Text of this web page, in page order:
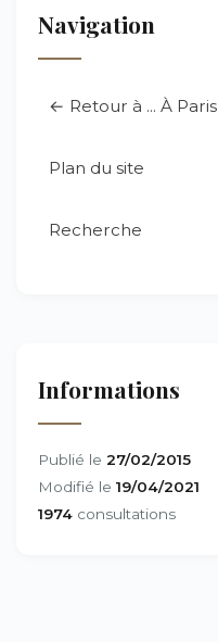
Navigation
← Retour à ... À Paris
Plan du site
Recherche
Informations
Publié le 27/02/2015
Modifié le 19/04/2021
1974 consultations